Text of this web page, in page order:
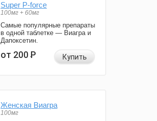
Super P-force
100мг + 60мг
Самые популярные препараты
в одной таблетке — Виагра и
Дапоксетин.
от 200Р Купить
Женская Виагра
100мг